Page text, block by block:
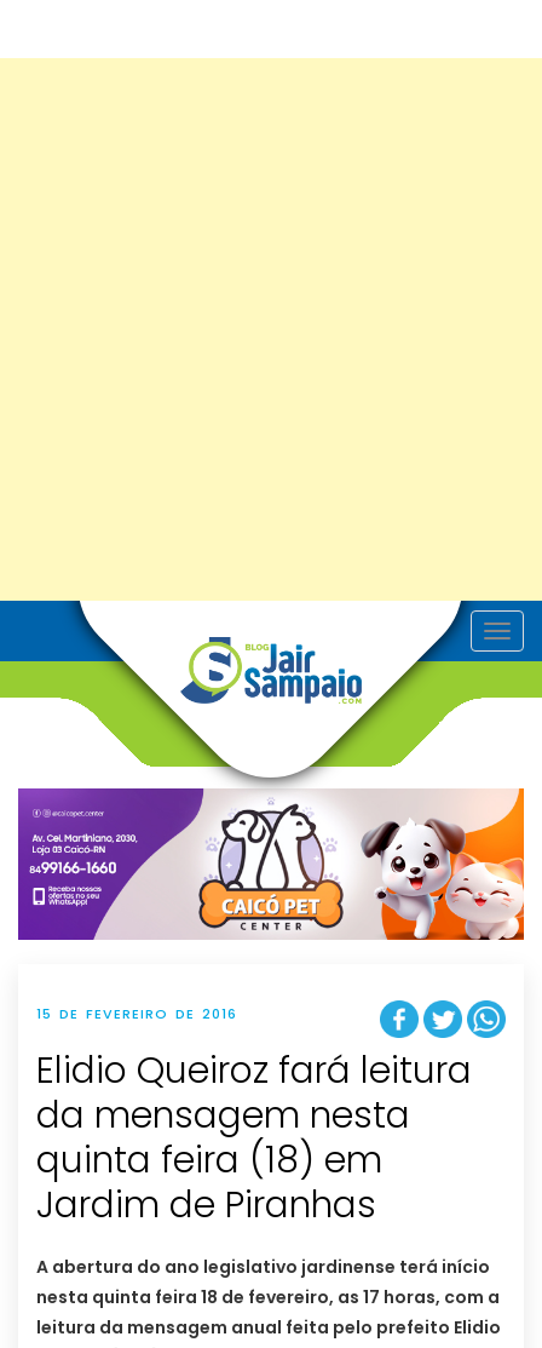
T
o
v
g
t
i
o
n
15 DE FEVEREIRO DE 2016
Elidio Queiroz fará leitura
da mensagem nesta
quinta feira (18) em
A abertura do ano legislativo jardinense terá início
nesta quinta feira 18 de fevereiro, as 17 horas, com a
leitura da mensagem anual feita pelo prefeito Elidio